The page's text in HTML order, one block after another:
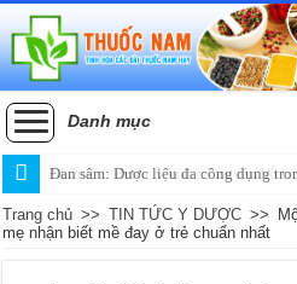
Danh mục
Đan sâm: Dược liệu đa công dụng
Trang chủ >> TIN TỨC Y DƯỢC >>
mẹ nhận biết mề đay ở trẻ chuẩn nhất